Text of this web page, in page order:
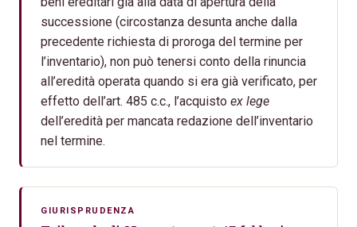
successione (circostanza desunta anche dalla
precedente richiesta di proroga del termine per
l’inventario), non può tenersi conto della rinuncia
all’eredità operata quando si era già verificato, per
effetto dell’art. 485 c.c., l’acquisto ex lege
dell’eredità per mancata redazione dell’inventario
nel termine.
GIURISPRUDENZA